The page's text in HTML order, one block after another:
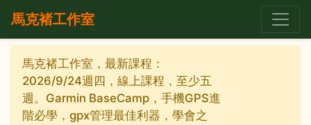
馬克褚工作室
馬克褚工作室，最新課程：
2026/9/24週四，線上課程，至少五
週。Garmin BaseCamp，手機GPS進
階必學，gpx管理最佳利器，學會之